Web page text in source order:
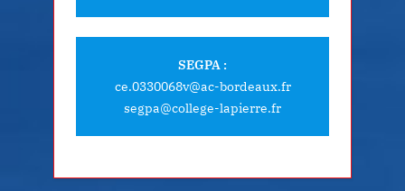
SEGPA :
ce.0330068v@ac-bordeaux.fr
segpa@college-lapierre.fr